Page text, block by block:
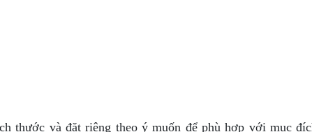
thước và đặt riêng theo ý muốn để phù hợp với mục